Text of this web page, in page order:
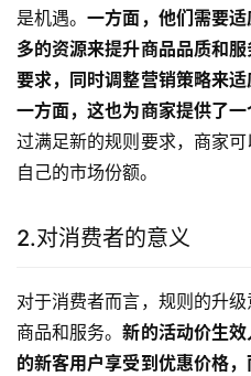
是机遇。一方面，他们需要
多的资源来提升商品品质和
要求，同时调整营销策略来
一方面，这也为商家提供了一
过满足新的规则要求，商家
自己的市场份额。
2.对消费者的意义
对于消费者而言，规则的升
商品和服务。新的活动价生
的新客用户享受到优惠价格